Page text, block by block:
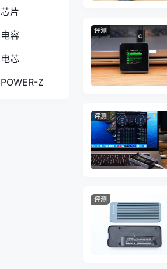
芯片
电容
电芯
POWER-Z
评测
评测
评测